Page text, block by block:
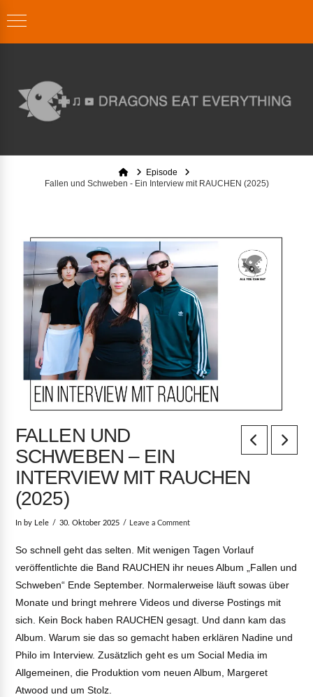
HomeEpisode
Fallen und Schweben - Ein Interview mit RAUCHEN (2025)
FALLEN UND
SCHWEBEN – EIN
INTERVIEW MIT RAUCHEN
(2025)
In by Lele 30. Oktober 2025 Leave a Comment
So schnell geht das selten. Mit wenigen Tagen Vorlauf
veröffentlichte die Band RAUCHEN ihr neues Album „Fallen und
Schweben“ Ende September. Normalerweise läuft sowas über
Monate und bringt mehrere Videos und diverse Postings mit
sich. Kein Bock haben RAUCHEN gesagt. Und dann kam das
Album. Warum sie das so gemacht haben erklären Nadine und
Philo im Interview. Zusätzlich geht es um Social Media im
Allgemeinen, die Produktion vom neuen Album, Margeret
Atwood und um Stolz.